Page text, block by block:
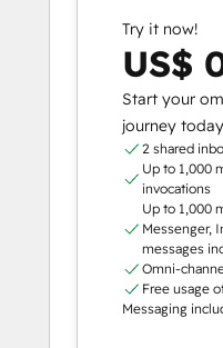
Try it now!
US$
Start your
journey
2 shared
Up to 1,000
invocations
Up to 1,000
Messenger,
messages
Omni-
Free usage
Messaging